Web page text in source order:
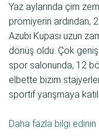
Yaz aylarında çim
prömiyerin ardından,
Azubi Kupası uzun
dönüş oldu. Çok geniş
spor salonunda, 12
elbette bizim
sportif yarışmaya
Daha fazla bilgi edinin